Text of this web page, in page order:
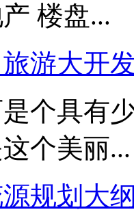
楼盘...
游大开
个具有
个美丽...
规划大